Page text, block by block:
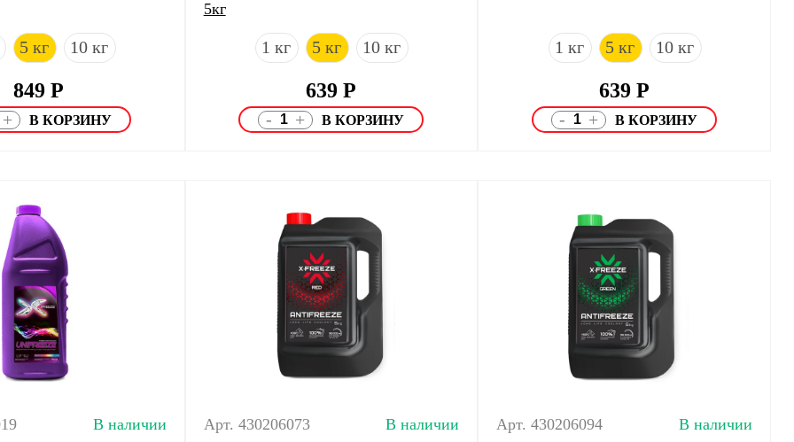
5 кг 10 кг
849 Р
+
5кг
1 кг 5 кг 10 кг
639Р
- +
1 кг 5 кг 10 кг
639Р
- +
В наличии
Арт. 430206073
В наличии
Арт. 430206094
В наличии